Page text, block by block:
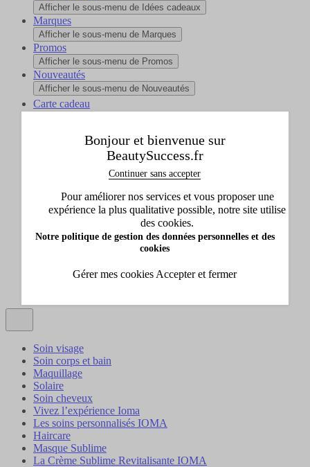
Afficher le sous-menu de Idées cadeaux
Marques
Afficher le sous-menu de Marques
Promos
Afficher le sous-menu de Promos
Nouveautés
Afficher le sous-menu de Nouveautés
Carte cadeau
Collection Beauty Success
Afficher le sous-menu de Collection Beauty Success
Afficher le sous-menu de L'INSTITUT
Accueil
Soin visage
Soin corps et bain
Maquillage
Solaire
Soin cheveux
Vivez l’expérience Ioma
Les soins personnalisés IOMA
Haircare
Masque Sublime
La Crème Sublime Revitalisante IOMA
Bonjour et bienvenue sur
BeautySuccess.fr
Continuer sans accepter
Pour améliorer nos services et vous proposer une
expérience la plus qualitative possible, notre site utilise
des cookies.
Notre politique de gestion des données personnelles et des
cookies
Gérer mes cookies Accepter et fermer